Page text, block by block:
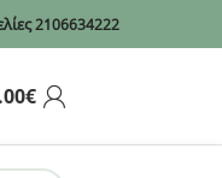
2106634222
€